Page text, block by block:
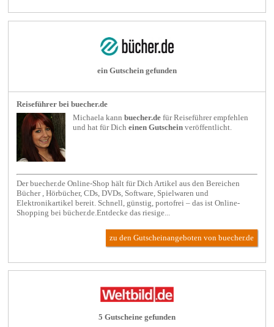
ein Gutschein gefunden
Reiseführer bei buecher.de
Michaela kannbuecher.de fürReiseführerempfehlen
und hat für Dicheinen Gutschein veröffentlicht.
Der buecher.de Online-Shop hält für Dich Artikel aus den Bereichen
Bücher , Hörbücher, CDs, DVDs, Software, Spielwaren und
Elektronikartikel bereit. Schnell, günstig, portofrei – das ist Online-
Shopping bei bücher.de.Entdecke das riesige...
zu den Gutscheinangeboten von buecher.de
5 Gutscheine gefunden